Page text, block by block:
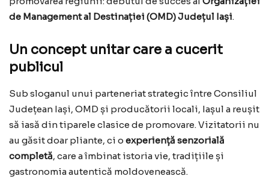
de Management al Destinației (OMD) Județul Iași.
Un concept unitar care a cucerit
publicul
Sub sloganul unui parteneriat strategic între Consiliul
Județean Iași, OMD și producătorii locali, Iașul a reușit
să iasă din tiparele clasice de promovare. Vizitatorii nu
au găsit doar pliante, ci o experiență senzorială
completă, care a îmbinat istoria vie, tradițiile și
gastronomia autentică moldovenească.